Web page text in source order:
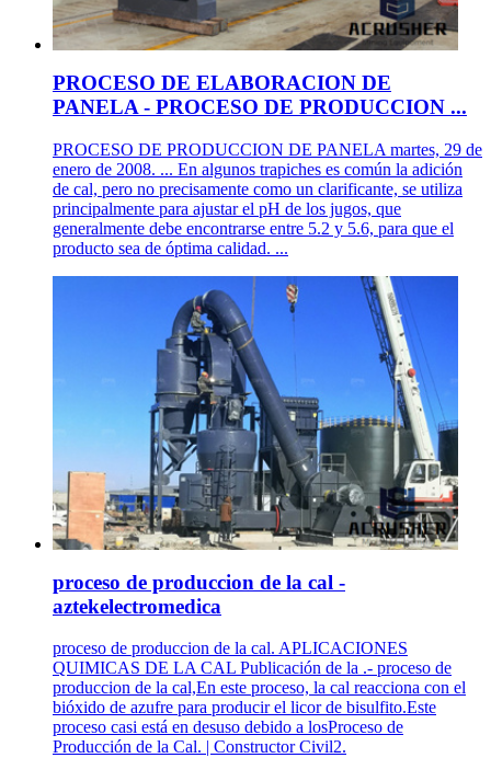
PROCESO DE ELABORACION DE
PANELA - PROCESO DE PRODUCCION ...
PROCESO DE PRODUCCION DE PANELA martes, 29 de
enero de 2008. ... En algunos trapiches es común la adición
de cal, pero no precisamente como un clarificante, se utiliza
principalmente para ajustar el pH de los jugos, que
generalmente debe encontrarse entre 5.2 y 5.6, para que el
producto sea de óptima calidad. ...
proceso de produccion de la cal -
aztekelectromedica
proceso de produccion de la cal. APLICACIONES
QUIMICAS DE LA CAL Publicación de la .- proceso de
produccion de la cal,En este proceso, la cal reacciona con el
bióxido de azufre para producir el licor de bisulfito.Este
proceso casi está en desuso debido a losProceso de
Producción de la Cal. | Constructor Civil2.